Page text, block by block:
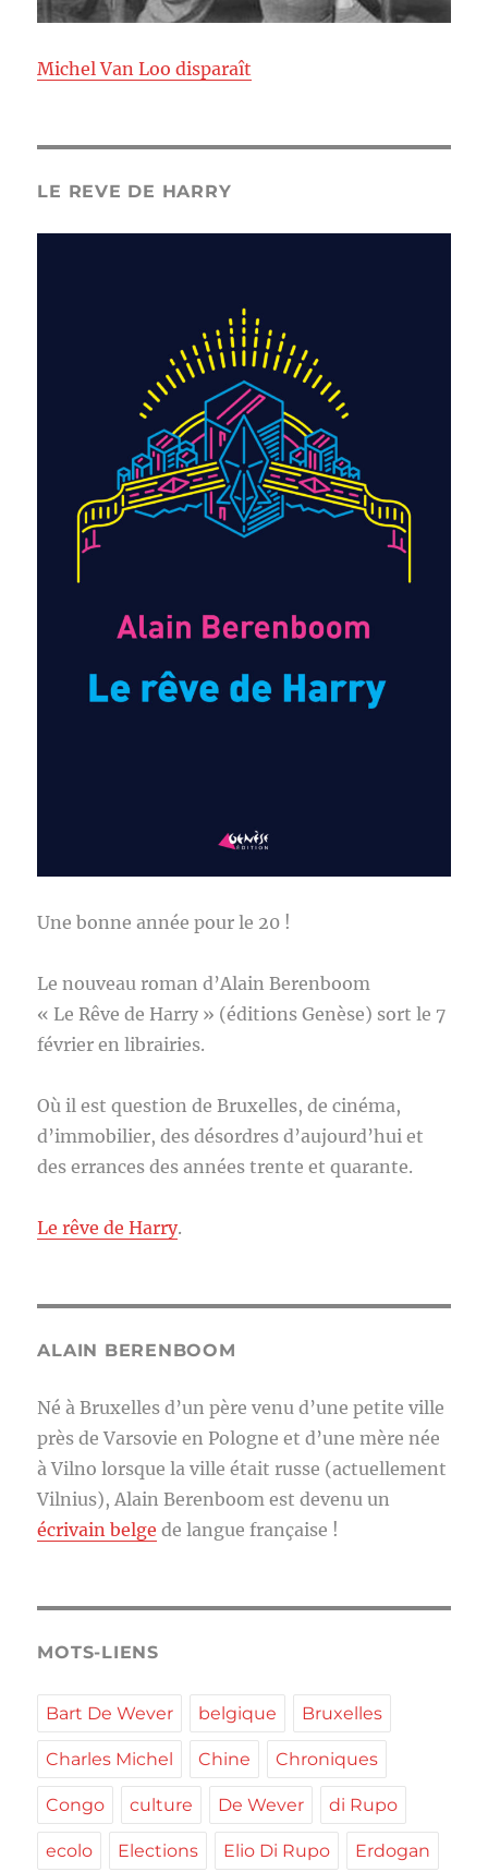
Michel Van Loo disparaît
LE REVE DE HARRY
Une bonne année pour le 20 !
Le nouveau roman d’Alain Berenboom
« Le Rêve de Harry » (éditions Genèse) sort le 7
février en librairies.
Où il est question de Bruxelles, de cinéma,
d’immobilier, des désordres d’aujourd’hui et
des errances des années trente et quarante.
Le rêve de Harry.
ALAIN BERENBOOM
Né à Bruxelles d’un père venu d’une petite ville
près de Varsovie en Pologne et d’une mère née
à Vilno lorsque la ville était russe (actuellement
Vilnius), Alain Berenboom est devenu un
écrivain belge de langue française !
MOTS-LIENS
Bart De Wever belgique Bruxelles
Charles Michel Chine Chroniques
Congo culture De Wever di Rupo
ecolo Elections Elio Di Rupo Erdogan